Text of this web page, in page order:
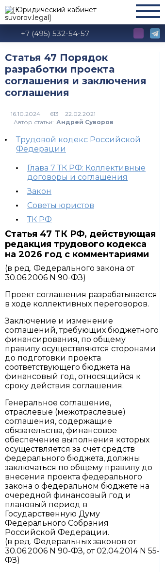
+7 (495) 532-54-57
Статья 47 Порядок
разработки проекта
соглашения и заключения
соглашения
613
Автор статьи: Андрей Суворов
Трудовой кодекс Российской
Федерации
Глава 7 ТК РФ: Коллективные
договоры и соглашения
Закон
Советы юристов
ТК РФ
Статья 47 ТК РФ, действующая
редакция трудового кодекса
на 2026 год с комментариями
(в ред. Федерального закона от
30.06.2006 N 90-ФЗ)
Проект соглашения разрабатывается
в ходе коллективных переговоров.
Заключение и изменение
соглашений, требующих бюджетного
финансирования, по общему
правилу осуществляются сторонами
до подготовки проекта
соответствующего бюджета на
финансовый год, относящийся к
сроку действия соглашения.
Генеральное соглашение,
отраслевые (межотраслевые)
соглашения, содержащие
обязательства, финансовое
обеспечение выполнения которых
осуществляется за счет средств
федерального бюджета, должны
заключаться по общему правилу до
внесения проекта федерального
закона о федеральном бюджете на
очередной финансовый год и
плановый период в
Государственную Думу
Федерального Собрания
Российской Федерации.
(в ред. Федеральных законов от
30.06.2006 N 90-ФЗ, от 02.04.2014 N 55-
ФЗ)